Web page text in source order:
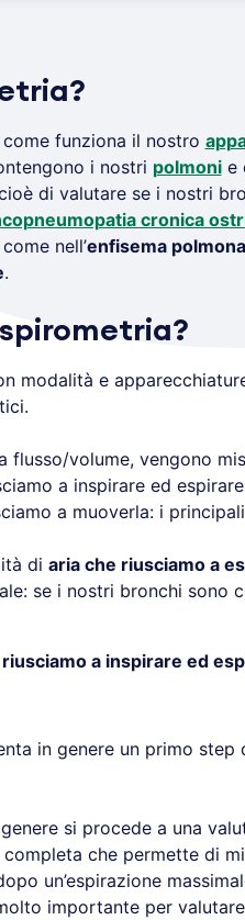
come funziona il nostro
i nostri polmonie
di valutare se i nostri
cronica
nell’enfisema
.
modalità e
flusso/volume, vengono
a inspirare ed
a muoverla: i
di aria che riusciamo a
se i nostri bronchi sono
a inspirare ed
in genere un primo step
si procede a una
che permette di
un’espirazione
importante per